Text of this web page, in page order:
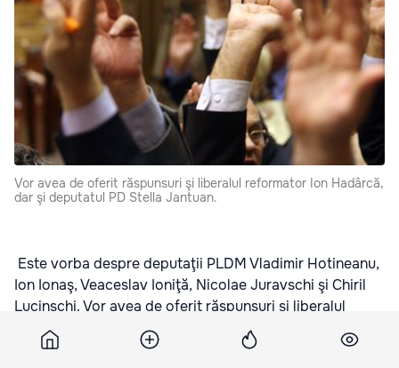
Vor avea de oferit răspunsuri şi liberalul reformator Ion Hadârcă,
dar şi deputatul PD Stella Jantuan.
Este vorba despre deputaţii PLDM Vladimir Hotineanu,
Ion Ionaş, Veaceslav Ioniţă, Nicolae Juravschi şi Chiril
Lucinschi. Vor avea de oferit răspunsuri şi liberalul
reformator Ion Hadârcă, dar şi deputatul PD Stella
Jantuan.